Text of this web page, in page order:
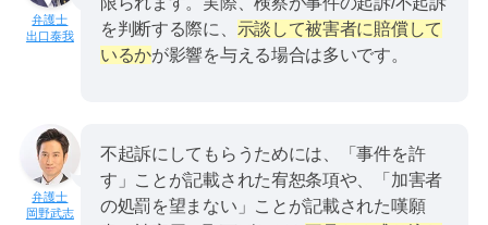
出口泰我
を判断する際に、 示談して被害者に賠償して
いるかが影響を与える場合は多いです。
岡野武志
不起訴にしてもらうためには、「事件を許
す」ことが記載された宥恕条項や、「加害者
の処罰を望まない」ことが記載された嘆願